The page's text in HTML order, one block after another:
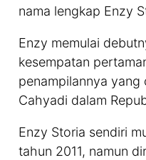
nama lengkap Enzy
Enzy memulai
kesempatan
penampilannya yang
Cahyadi dalam
Enzy Storia sendiri
tahun 2011, namun